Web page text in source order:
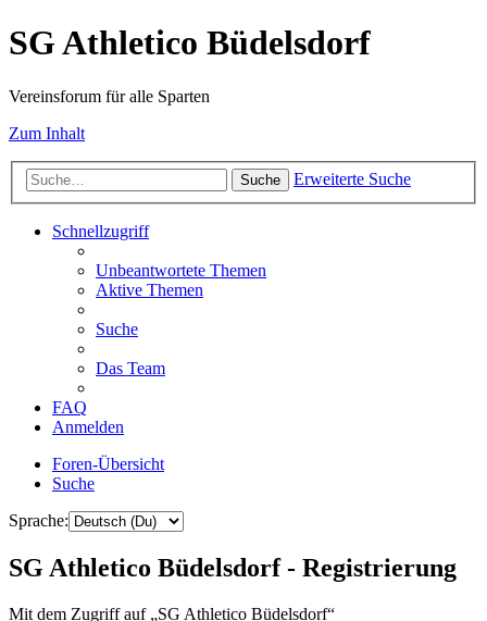
SG Athletico Büdelsdorf
Vereinsforum für alle Sparten
Zum Inhalt
Suche Erweiterte Suche
Schnellzugriff
Unbeantwortete Themen
Aktive Themen
Suche
Das Team
FAQ
Anmelden
Foren-Übersicht
Suche
Sprache:
SG Athletico Büdelsdorf - Registrierung
Mit dem Zugriff auf „SG Athletico Büdelsdorf“